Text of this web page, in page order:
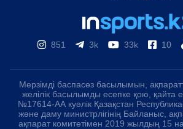
851 3k 33k 10
Мерзімді баспасөз басылымын,
желілік басылымды есепке қою, қайта
№17614-АА куәлік Қазақстан
және даму министрлігінің Байланыс,
ақпарат комитетімен 2019 жылдың 15